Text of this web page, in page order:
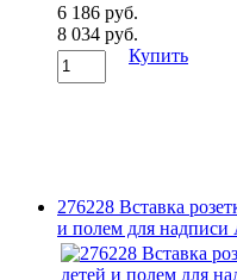
6 186 руб.
8 034 руб.
Купить
276228 Вставка
и полем для надписи